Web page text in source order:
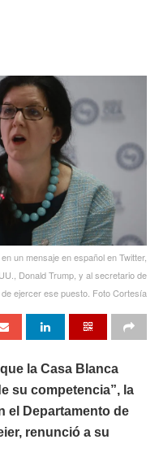
un mensaje en español en Twitter,
Donald Trump, y al secretario de
ejercer ese puesto. Foto Cortesía
la Casa Blanca
su competencia”, la
el Departamento de
renunció a su